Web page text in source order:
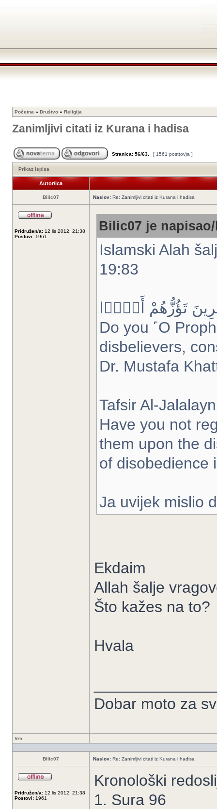
Početna » Društvo » Religija
Zanimljivi citati iz Kurana i hadisa
Stranica: 56/63 [ 1561 post(ov)a ]
Prikaz ispisa
Autor/ica
Bilic07 Naslov: Re: Zanimljivi citati iz Kurana i hadisa
Pridružen/a: 12 lis 2012, 21:38
Postovi: 1961
Bilic07 je
Islamski Alah
19:83
تَؤُزُّهُمْ أَزًّۭا
Do you ˹O
disbelievers,
Dr. Mustafa
Tafsir Al-Jalalayn
Have you not
them upon the
of disobedience
Ja uvijek mislio
Ekdaim
Allah šalje
Što kažes na to?
Hvala
Dobar moto za
Vrh
Bilic07 Naslov: Re: Zanimljivi citati iz Kurana i hadisa
Pridružen/a: 12 lis 2012, 21:38
Postovi: 1961
Kronološki
1. Sura 96